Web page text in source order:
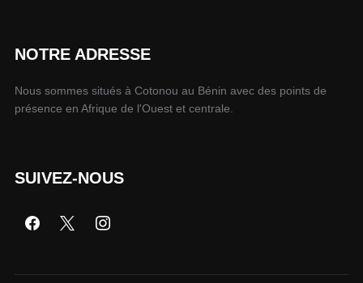
NOTRE ADRESSE
Nous sommes situés à Cotonou au Bénin avec des points de
présence en Afrique de l'Ouest et centrale.
SUIVEZ-NOUS